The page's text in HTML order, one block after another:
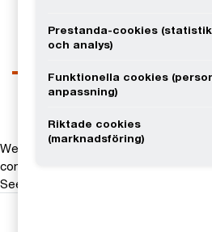
LinkedIn
We help you meet tomorrow’s tech
compete at a speed that rewrites the
See how
Prestanda-cookies (statistik
och analys)
Funktionella cookies
anpassning)
Riktade cookies
(marknadsföring)